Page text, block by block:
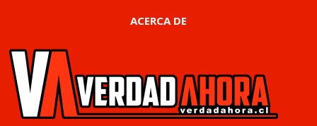
ACERCA DE